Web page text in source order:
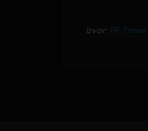
Izvor: PR Times